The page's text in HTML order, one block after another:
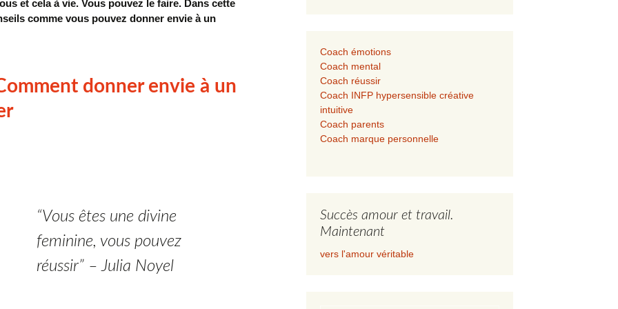
et cela à vie. Vous pouvez le faire. Dans cette
comme vous pouvez donner envie à un
donner envie à un
“Vous êtes une divine
feminine, vous pouvez
réussir” – Julia Noyel
Coach émotions
Coach mental
Coach réussir
Coach INFP hypersensible créative
intuitive
Coach parents
Coach marque personnelle
Succès amour et travail.
Maintenant
vers l'amour véritable